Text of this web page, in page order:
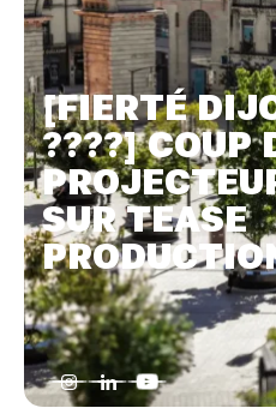
[FIERTÉ
????] COUP
SUR TEASE